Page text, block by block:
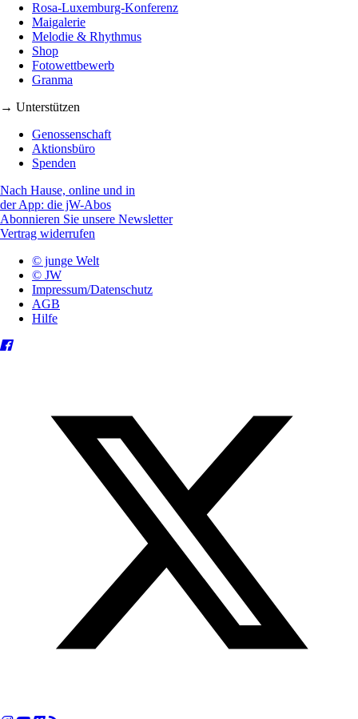
Rosa-Luxemburg-Konferenz
Maigalerie
Melodie & Rhythmus
Shop
Fotowettbewerb
Granma
→ Unterstützen
Genossenschaft
Aktionsbüro
Spenden
Nach Hause, online und in
der App: die jW-Abos
Abonnieren Sie unsere Newsletter
Vertrag widerrufen
© junge Welt
© JW
Impressum/Datenschutz
AGB
Hilfe